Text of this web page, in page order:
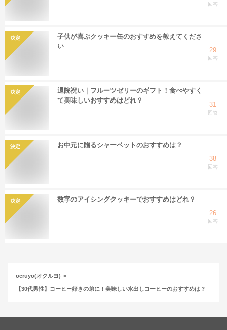
回答
決定
子供が喜ぶクッキー缶のおすすめを教えてくださ
い
29
回答
決定
退院祝い｜フルーツゼリーのギフト！食べやすく
て美味しいおすすめはどれ？
31
回答
決定
お中元に贈るシャーベットのおすすめは？
38
回答
決定
数字のアイシングクッキーでおすすめはどれ？
26
回答
ocruyo(オクルヨ)
【30代男性】コーヒー好きの弟に！美味しい水出しコーヒーのおすすめは？